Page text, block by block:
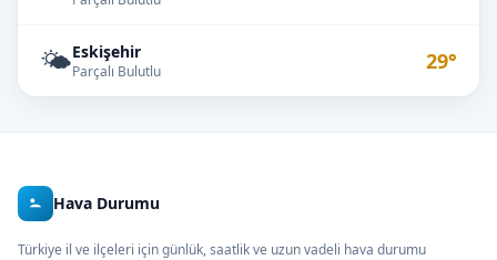
🌤️Eskişehir
Parçalı Bulutlu 29°
Hava Durumu
Türkiye il ve ilçeleri için günlük, saatlik ve uzun vadeli hava durumu